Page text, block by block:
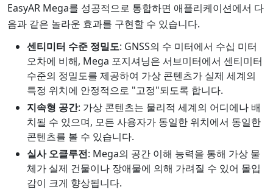
EasyAR Mega를 성공적으로 통합하면 애플리케이션에서 다
음과 같은 놀라운 효과를 구현할 수 있습니다.
센티미터 수준 정밀도: GNSS의 수 미터에서 수십 미터
오차에 비해, Mega 포지셔닝은 서브미터에서 센티미터
수준의 정밀도를 제공하여 가상 콘텐츠가 실제 세계의
특정 위치에 안정적으로 "고정"되도록 합니다.
지속형 공간: 가상 콘텐츠는 물리적 세계의 어디에나 배
치될 수 있으며, 모든 사용자가 동일한 위치에서 동일한
콘텐츠를 볼 수 있습니다.
실사 오클루전: Mega의 공간 이해 능력을 통해 가상 물
체가 실제 건물이나 장애물에 의해 가려질 수 있어 몰입
감이 크게 향상됩니다.